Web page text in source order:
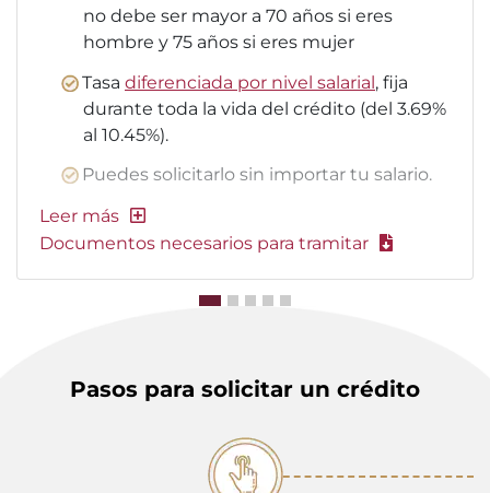
no debe ser mayor a 70 años si eres
hombre y 75 años si eres mujer
Tasa diferenciada por nivel salarial, fija
durante toda la vida del crédito (del 3.69%
al 10.45%).
Puedes solicitarlo sin importar tu salario.
Documentos necesarios para tramitar
Pasos para solicitar un crédito